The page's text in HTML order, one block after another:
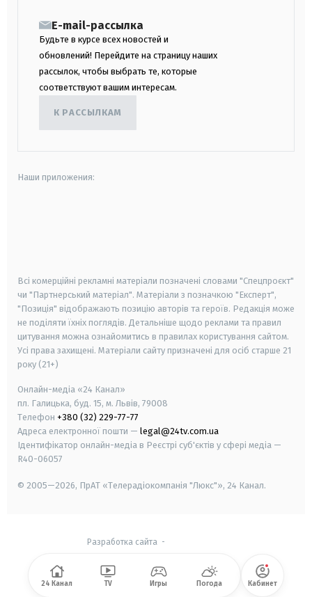
E-mail-рассылка
Будьте в курсе всех новостей и
обновлений! Перейдите на страницу наших
рассылок, чтобы выбрать те, которые
соответствуют вашим интересам.
К РАССЫЛКАМ
Наши приложения:
Всі комерційні рекламні матеріали позначені словами "Спецпроєкт"
чи "Партнерський матеріал". Матеріали з позначкою "Експерт",
"Позиція" відображають позицію авторів та героїв. Редакція може
не поділяти їхніх поглядів. Детальніше щодо реклами та правил
цитування можна ознайомитись в правилах користування сайтом.
Усі права захищені. Матеріали сайту призначені для осіб старше 21
року (21+)
Онлайн-медіа «24 Канал»
пл. Галицька, буд. 15, м. Львів, 79008
Телефон +380 (32) 229-77-77
Адреса електронної пошти — legal@24tv.com.ua
Ідентифікатор онлайн-медіа в Реєстрі суб'єктів у сфері медіа —
R40-06057
© 2005—2026, ПрАТ «Телерадіокомпанія "Люкс"», 24 Канал.
Разработка сайта -
24 Канал TV Игры Погода Кабинет